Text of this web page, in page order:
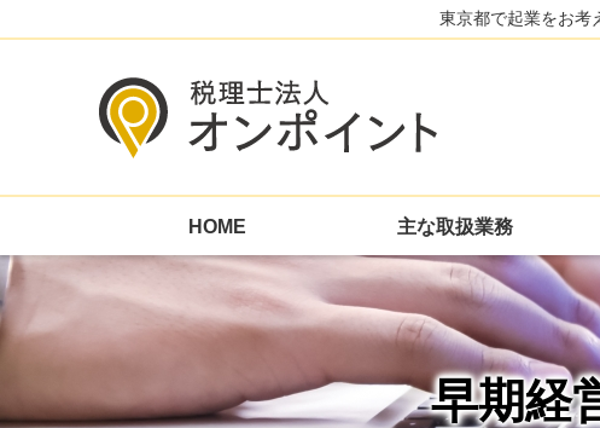
東京都で起業をお考
HOME 主な取扱業務
早期経